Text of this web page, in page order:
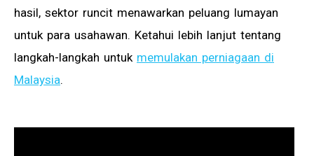
hasil, sektor runcit menawarkan peluang lumayan
untuk para usahawan. Ketahui lebih lanjut tentang
langkah-langkah untuk memulakan perniagaan di
Malaysia.